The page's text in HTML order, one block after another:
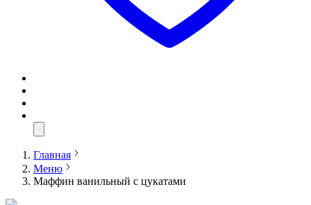
Главная
Меню
Маффин ванильный с цукатами